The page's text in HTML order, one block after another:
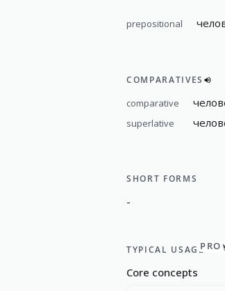
prepositional
COMPARATIVES
comparative
superlative
SHORT FORMS
-
TYPICAL USAGEPRO
Core concepts